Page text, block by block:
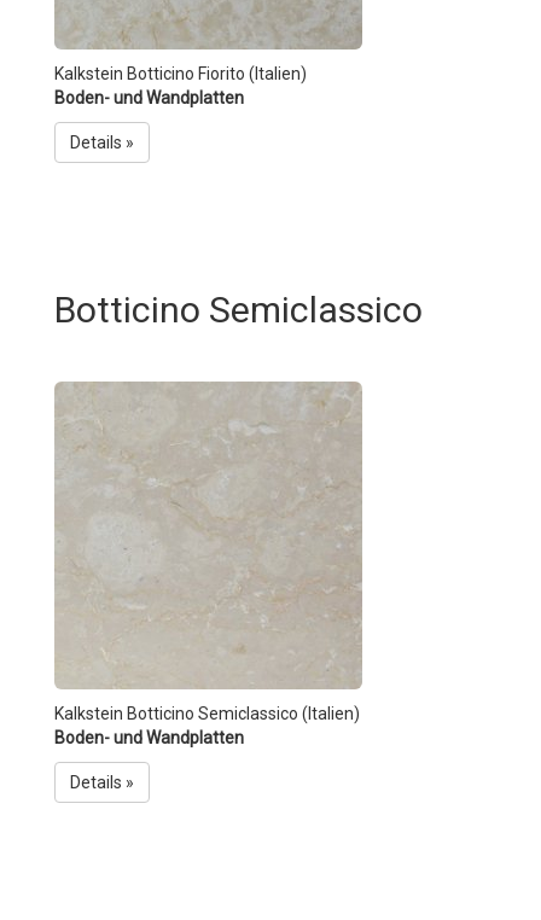
Kalkstein Botticino Fiorito (Italien)
Boden- und Wandplatten
Details »
Botticino Semiclassico
Kalkstein Botticino Semiclassico (Italien)
Boden- und Wandplatten
Details »